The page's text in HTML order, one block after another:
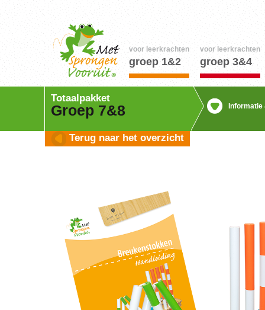
voor leerkrachten
groep 1&2
voor leerkrachten
groep 3&4
Totaalpakket
Groep 7&8
Terug naar het overzicht
Informatie